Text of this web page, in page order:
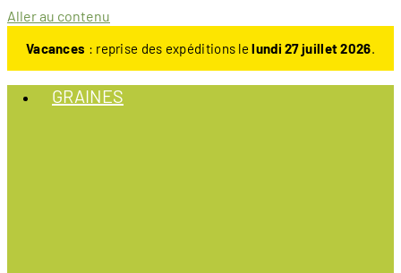
Aller au contenu
Vacances : reprise des expéditions lelundi 27 juillet 2026.
GRAINES